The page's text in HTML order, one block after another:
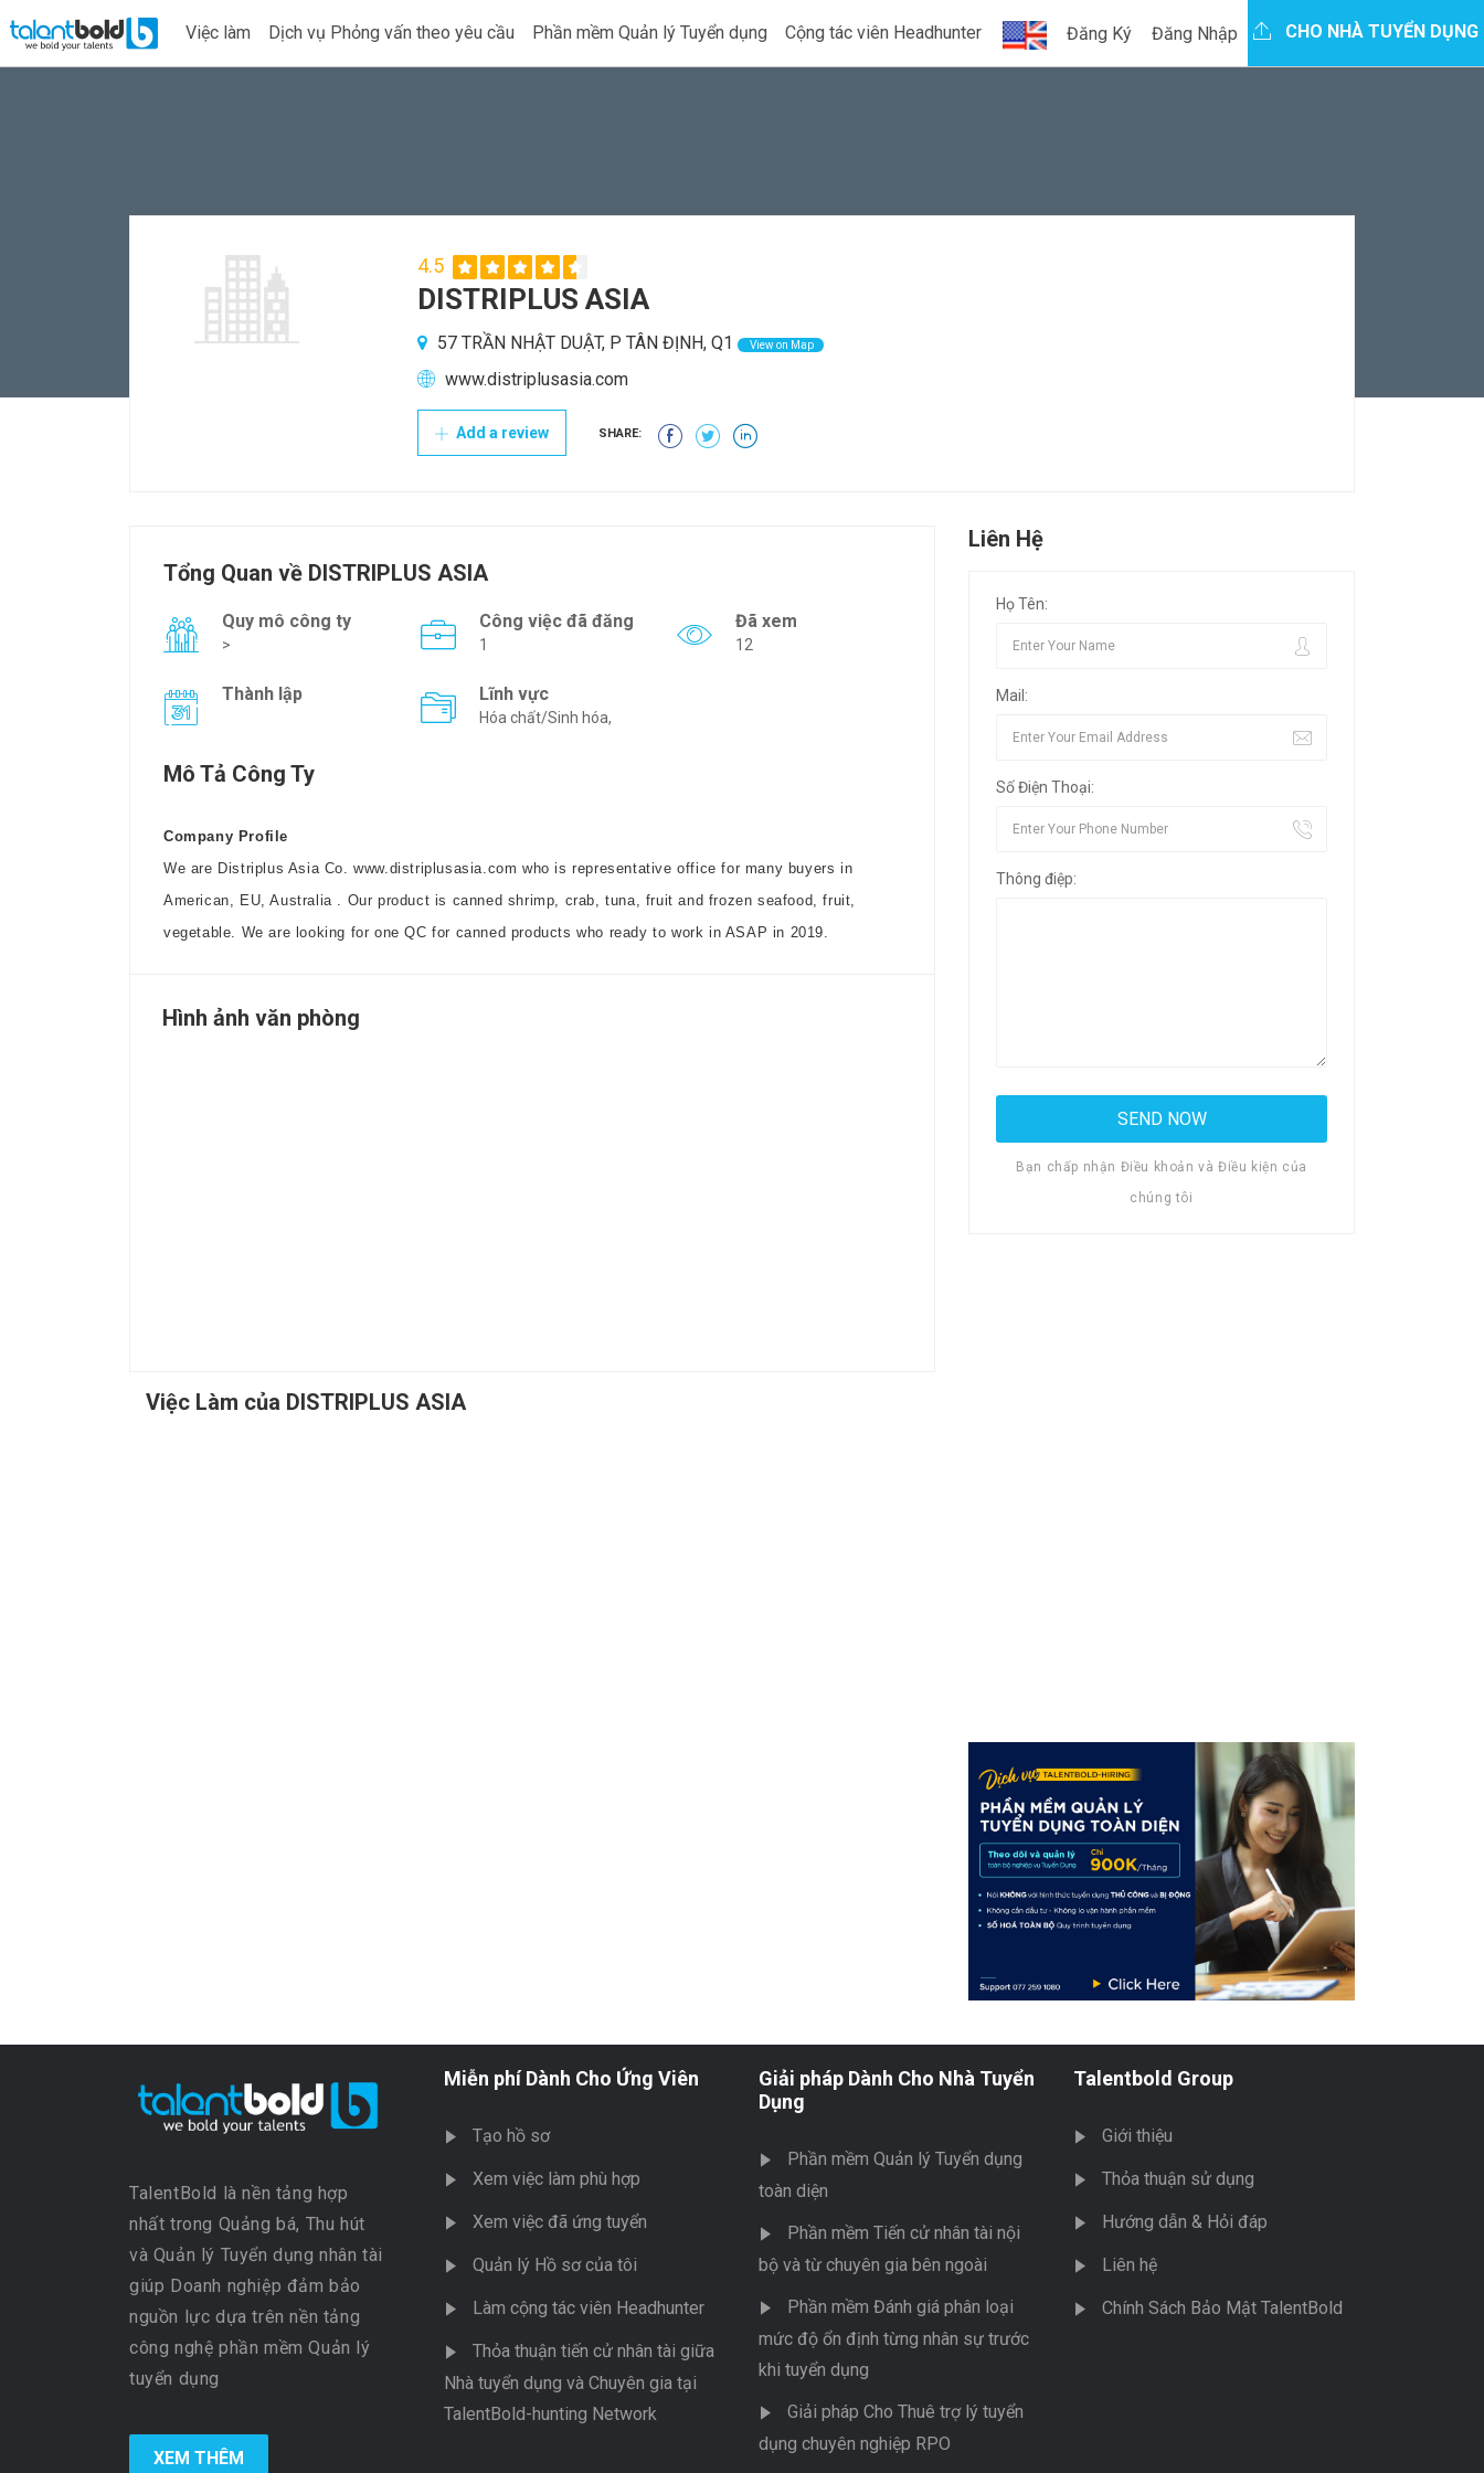
Việc làm Dịch vụ Phỏng vấn theo yêu cầu Phần mềm Quản lý Tuyển dụng Cộng tác viên Headhunter Đăng Ký Đăng Nhập CHO NHÀ TUYỂN DỤNG
4.5
DISTRIPLUS ASIA
57 TRẦN NHẬT DUẬT, P TÂN ĐỊNH, Q1 View on Map
www.distriplusasia.com
Add a review SHARE:
Tổng Quan về DISTRIPLUS ASIA
Quy mô công ty
>
Công việc đã đăng
1
Đã xem
12
Thành lập Lĩnh vực
Hóa chất/Sinh hóa,
Mô Tả Công Ty
Company Profile
We are Distriplus Asia Co.www.distriplusasia.com who is representative office for many buyers in
American, EU,Australia. Our product is canned shrimp, crab, tuna, fruit and frozen seafood, fruit,
vegetable. We are looking for one QC for canned products who ready to work in ASAP in 2019.
Hình ảnh văn phòng
Việc Làm của DISTRIPLUS ASIA
Liên Hệ
Họ Tên:
Mail:
Số Điện Thoại:
Thông điệp:
Bạn chấp nhận Điều khoản và Điều kiện của
chúng tôi
TalentBold là nền tảng hợp
nhất trong Quảng bá, Thu hút
và Quản lý Tuyển dụng nhân tài
giúp Doanh nghiệp đảm bảo
nguồn lực dựa trên nền tảng
công nghệ phần mềm Quản lý
tuyển dụng
XEM THÊM
Miễn phí Dành Cho Ứng Viên
Tạo hồ sơ
Xem việc làm phù hợp
Xem việc đã ứng tuyển
Quản lý Hồ sơ của tôi
Làm cộng tác viên Headhunter
Thỏa thuận tiến cử nhân tài giữa
Nhà tuyển dụng và Chuyên gia tại
TalentBold-hunting Network
Giải pháp Dành Cho Nhà Tuyển
Dụng
Phần mềm Quản lý Tuyển dụng
toàn diện
Phần mềm Tiến cử nhân tài nội
bộ và từ chuyên gia bên ngoài
Phần mềm Đánh giá phân loại
mức độ ổn định từng nhân sự trước
khi tuyển dụng
Giải pháp Cho Thuê trợ lý tuyển
dụng chuyên nghiệp RPO
Talentbold Group
Giới thiệu
Thỏa thuận sử dụng
Hướng dẫn & Hỏi đáp
Liên hệ
Chính Sách Bảo Mật TalentBold